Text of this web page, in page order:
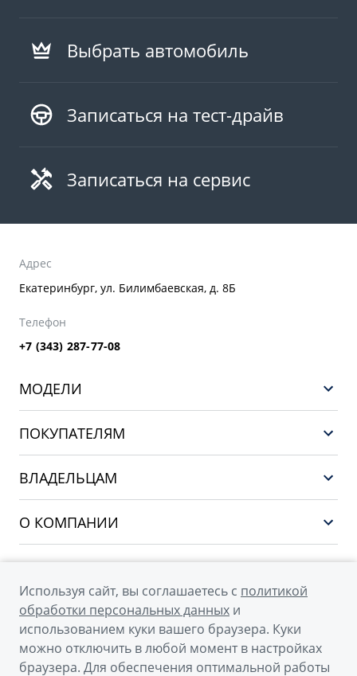
Выбрать автомобиль
Записаться на тест-драйв
Записаться на сервис
Адрес
Екатеринбург, ул. Билимбаевская, д. 8Б
Телефон
+7 (343) 287-77-08
МОДЕЛИ
EX5
PREFACE
CITYRAY
ATLAS
OKAVANGO
MONJARO
ПОКУПАТЕЛЯМ
ВЛАДЕЛЬЦАМ
О КОМПАНИИ
Новости
Наша команда
Правовая информация
Мы в соцсетях
Используя сайт, вы соглашаетесь с политикой
обработки персональных данных и
использованием куки вашего браузера. Куки
можно отключить в любой момент в настройках
браузера. Для обеспечения оптимальной работы